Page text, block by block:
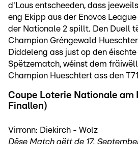
d'Lous entscheeden, dass
eng Ekipp aus der Enovos
der Nationale 2 spillt. Den Duell
Champion Gréngewald
Diddeleng ass just op den
Spëtzematch, wéinst dem
Champion Hueschtert ass den
Coupe Loterie Nationale am
Finallen)
Virronn: Diekirch - Wolz
Dëse Match gëtt de 17.